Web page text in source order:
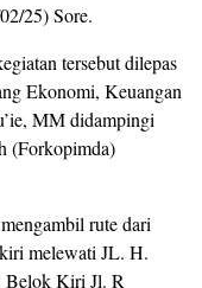
25) Sore.
tersebut dilepas
Ekonomi, Keuangan
MM didampingi
(Forkopimda)
rute dari
melewati JL. H.
Belok Kiri Jl. R